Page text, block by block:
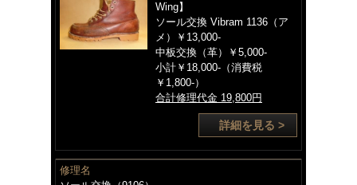
Wing】
ソール交換 Vibram 1136（ア
メ）￥13,000-
中板交換（革）￥5,000-
小計￥18,000-（消費税
￥1,800-）
合計修理代金 19,800円
詳細を見る >
修理名